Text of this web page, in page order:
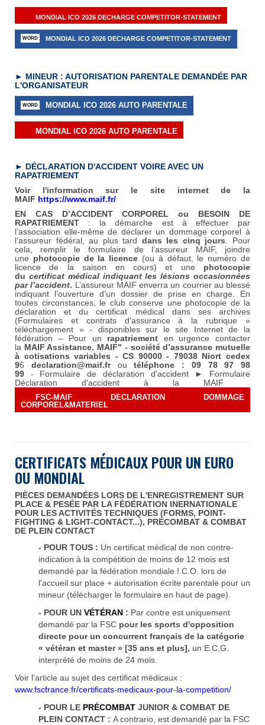
MONDIAL ICO 2026 DECHARGE COMPETITOR-STATEMENT
MONDIAL ICO 2026 DECHARGE COMPETITOR-STATEMENT
► MINEUR : AUTORISATION PARENTALE DEMANDÉE PAR
L'ORGANISATEUR
MONDIAL ICO 2026 AUTO PARENTALE
MONDIAL ICO 2026 AUTO PARENTALE
► DÉCLARATION D'ACCIDENT VOIRE AVEC UN
RAPATRIEMENT
Voir l'information sur le site internet de la
MAIF https://www.maif.fr/
EN CAS D’ACCIDENT CORPOREL ou BESOIN DE
RAPATRIEMENT : la démarche est à effectuer par
l’association elle-même de déclarer un dommage corporel à
l’assureur fédéral, au plus tard dans les cinq jours. Pour
cela, remplir le formulaire de l’assureur MAIF, joindre
une photocopie de la licence (ou à défaut, le numéro de
licence de la saison en cours) et une photocopie
du certificat médical indiquant les lésions occasionnées
par l’accident. L’assureur MAIF enverra un courrier au blessé
indiquant l’ouverture d’un dossier de prise en charge. En
toutes circonstances, le club conserve une photocopie de la
déclaration et du certificat médical dans ses archives
(Formulaires et contrats d'assurance à la rubrique «
téléchargement » - disponibles sur le site Internet de la
fédération – Pour un rapatriement en urgence contacter
la MAIF Assistance. MAIF" - société d’assurance mutuelle
à cotisations variables - CS 90000 - 79038 Niort cedex
96 declaration@maif.froutéléphone : 09 78 97 98
99 - Formulaire de déclaration d'accident ►
Formulaire
Déclaration d'accident à la MAIF
FSC-MAIF DECLARATION DOMMAGE
CORPOREL&MATERIEL
CERTIFICATS MÉDICAUX POUR UN EURO
OU MONDIAL
PIÈCES DEMANDÉES LORS DE L'ENREGISTREMENT SUR
PLACE & PESÉE PAR LA FÉDÉRATION INERNATIONALE
POUR LES ACTIVITÉS TECHNIQUES (FORMS, POINT-
FIGHTING & LIGHT-CONTACT...), PRÉCOMBAT & COMBAT
DE PLEIN CONTACT
- POUR TOUS : Un certificat médical de non contre-
indication à la compétition de moins de 12 mois est
demandé par la fédération mondiale I.C.O. lors de
l'accueil sur place + autorisation écrite parentale pour un
mineur (télécharger le formulaire en haut de page).
- POUR UN VÉTÉRAN : Par contre est uniquement
demandé par la FSC pour les sports d'opposition
directe pour un concurrent français de la catégorie
« vétéran et master » [35 ans et plus], un E.C.G.
interprété de moins de 24 mois.
Voir l'article au sujet des certificat médicaux :
www.fscfrance.fr/certificats-medicaux-pour-la-competition/
- POUR LE PRÉCOMBAT JUNIOR & COMBAT DE
PLEIN CONTACT : A contrario, est demandé par la FSC